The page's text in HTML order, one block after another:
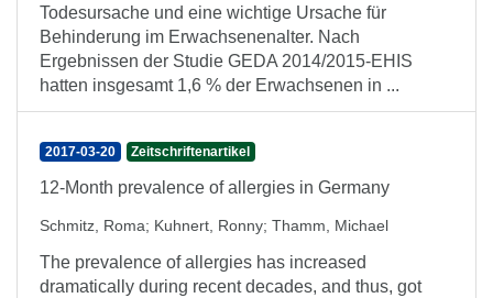
Todesursache und eine wichtige Ursache für
Behinderung im Erwachsenenalter. Nach
Ergebnissen der Studie GEDA 2014/2015-EHIS
hatten insgesamt 1,6 % der Erwachsenen in ...
2017-03-20 Zeitschriftenartikel
12-Month prevalence of allergies in Germany
Schmitz, Roma; Kuhnert, Ronny; Thamm, Michael
The prevalence of allergies has increased
dramatically during recent decades, and thus, got